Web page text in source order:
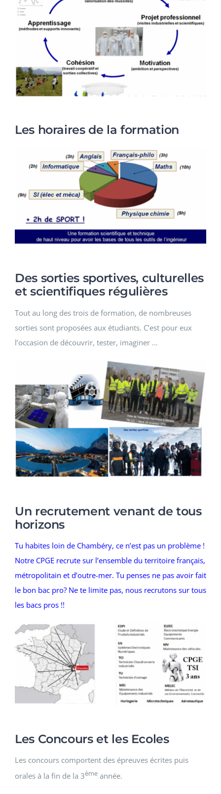
Les horaires de la formation
Des sorties sportives, culturelles
et scientifiques régulières
Tout au long des trois de formation, de nombreuses
sorties sont proposées aux étudiants. C’est pour eux
l’occasion de découvrir, tester, imaginer …
Un recrutement venant de tous
horizons
Tu habites loin de Chambéry, ce n’est pas un problème !
Notre CPGE recrute sur l’ensemble du territoire français,
métropolitain et d’outre-mer. Tu penses ne pas avoir fait
le bon bac pro? Ne te limite pas, nous recrutons sur tous
les bacs pros !!
Les Concours et les Ecoles
Les concours comportent des épreuves écrites puis
orales à la fin de la 3èmeannée.